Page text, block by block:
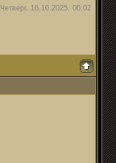
Четверг, 16.10.2025, 06:02